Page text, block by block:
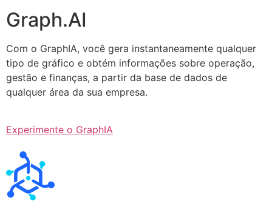
Graph.AI
Com o GraphIA, você gera instantaneamente qualquer
tipo de gráfico e obtém informações sobre operação,
gestão e finanças, a partir da base de dados de
qualquer área da sua empresa.
Experimente o GraphIA